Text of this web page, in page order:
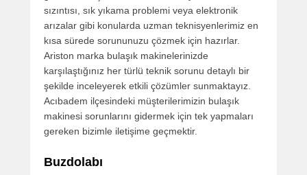
sızıntısı, sık yıkama problemi veya elektronik
arızalar gibi konularda uzman teknisyenlerimiz en
kısa sürede sorununuzu çözmek için hazırlar.
Ariston marka bulaşık makinelerinizde
karşılaştığınız her türlü teknik sorunu detaylı bir
şekilde inceleyerek etkili çözümler sunmaktayız.
Acıbadem ilçesindeki müşterilerimizin bulaşık
makinesi sorunlarını gidermek için tek yapmaları
gereken bizimle iletişime geçmektir.
Buzdolabı